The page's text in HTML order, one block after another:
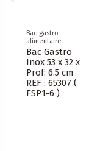
Bac gastro
alimentaire
Bac Gastro
Inox 53 x 32 x
Prof: 6.5 cm
REF : 65307 (
FSP1-6 )